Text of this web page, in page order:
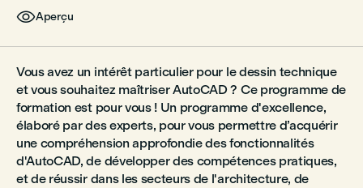
Aperçu
Vous avez un intérêt particulier pour le dessin technique
et vous souhaitez maîtriser AutoCAD ? Ce programme de
formation est pour vous ! Un programme d'excellence,
élaboré par des experts, pour vous permettre d’acquérir
une compréhension approfondie des fonctionnalités
d'AutoCAD, de développer des compétences pratiques,
et de réussir dans les secteurs de l'architecture, de